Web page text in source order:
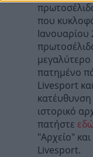
που
Ιανoυαρίου
μεγαλύτερο
πατημένο
Livesport
κατέυθυνση
ιστορικό
πατήστε
"Αρχείο"
Livesport.